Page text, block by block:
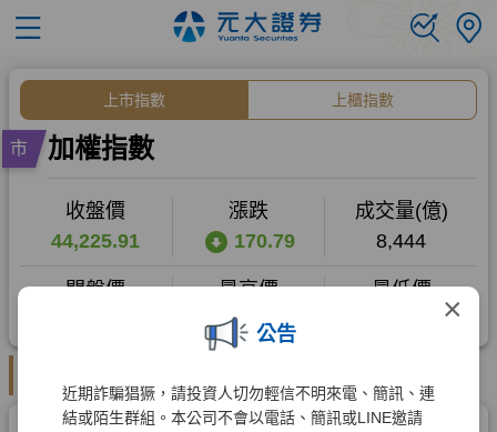
×
公告
近期詐騙猖獗，請投資人切勿輕信不明來電、簡訊、連
結或陌生群組。本公司不會以電話、簡訊或LINE邀請